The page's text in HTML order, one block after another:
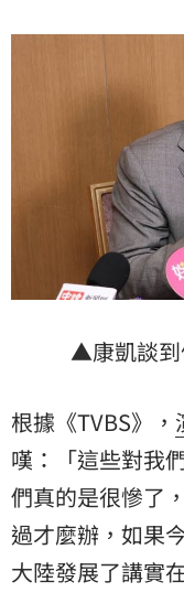
▲康凱談到
根據《TVBS》，
嘆：「這些對我
們真的是很慘了
過才麼辦，如果
大陸發展了講實